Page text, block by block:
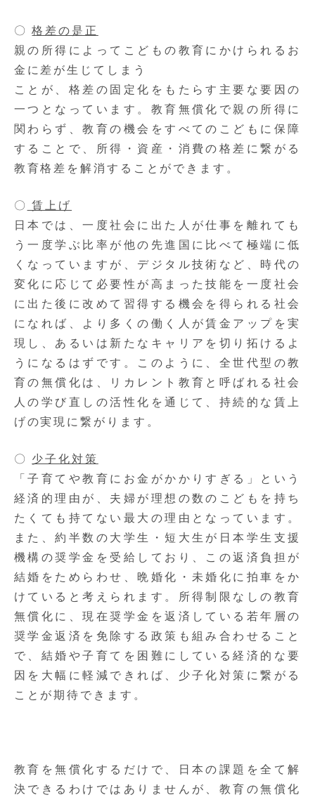
〇格差の是正
親の所得によってこどもの教育にかけられるお
金に差が生じてしまう
ことが、格差の固定化をもたらす主要な要因の
一つとなっています。教育無償化で親の所得に
関わらず、教育の機会をすべてのこどもに保障
することで、所得・資産・消費の格差に繋がる
教育格差を解消することができます。
〇 賃上げ
日本では、一度社会に出た人が仕事を離れても
う一度学ぶ比率が他の先進国に比べて極端に低
くなっていますが、デジタル技術など、時代の
変化に応じて必要性が高まった技能を一度社会
に出た後に改めて習得する機会を得られる社会
になれば、より多くの働く人が賃金アップを実
現し、あるいは新たなキャリアを切り拓けるよ
うになるはずです。このように、全世代型の教
育の無償化は、リカレント教育と呼ばれる社会
人の学び直しの活性化を通じて、持続的な賃上
げの実現に繋がります。
〇 少子化対策
「子育てや教育にお金がかかりすぎる」という
経済的理由が、夫婦が理想の数のこどもを持ち
たくても持てない最大の理由となっています。
また、約半数の大学生・短大生が日本学生支援
機構の奨学金を受給しており、この返済負担が
結婚をためらわせ、晩婚化・未婚化に拍車をか
けていると考えられます。所得制限なしの教育
無償化に、現在奨学金を返済している若年層の
奨学金返済を免除する政策も組み合わせること
で、結婚や子育てを困難にしている経済的な要
因を大幅に軽減できれば、少子化対策に繋がる
ことが期待できます。
教育を無償化するだけで、日本の課題を全て解
決できるわけではありませんが、教育の無償化